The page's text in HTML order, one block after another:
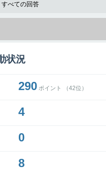
すべての回答
状況
290 ポイント （42位）
4
0
8